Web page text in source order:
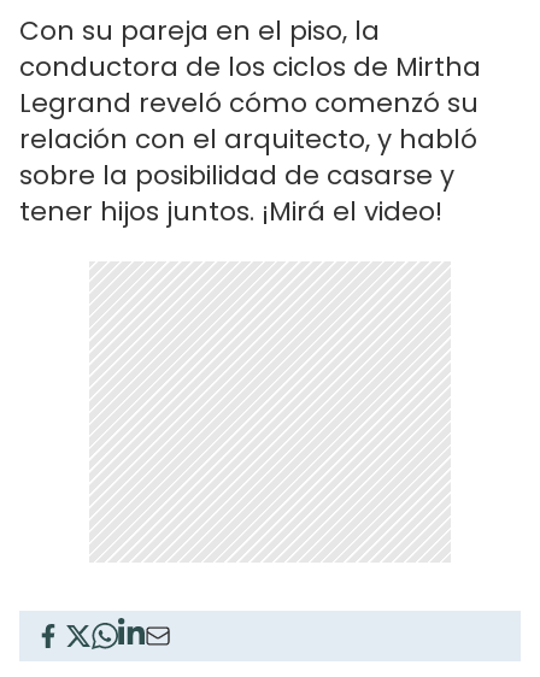
Con su pareja en el piso, la
conductora de los ciclos de Mirtha
Legrand reveló cómo comenzó su
relación con el arquitecto, y habló
sobre la posibilidad de casarse y
tener hijos juntos. ¡Mirá el video!